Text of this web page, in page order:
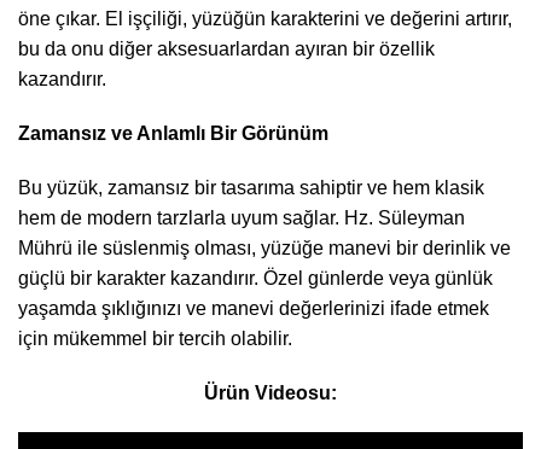
öne çıkar. El işçiliği, yüzüğün karakterini ve değerini artırır,
bu da onu diğer aksesuarlardan ayıran bir özellik
kazandırır.
Zamansız ve Anlamlı Bir Görünüm
Bu yüzük, zamansız bir tasarıma sahiptir ve hem klasik
hem de modern tarzlarla uyum sağlar. Hz. Süleyman
Mührü ile süslenmiş olması, yüzüğe manevi bir derinlik ve
güçlü bir karakter kazandırır. Özel günlerde veya günlük
yaşamda şıklığınızı ve manevi değerlerinizi ifade etmek
için mükemmel bir tercih olabilir.
Ürün Videosu: